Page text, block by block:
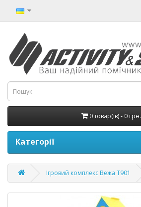
0 товар(ів) - 0 грн.
Категорії
Ігровий комплекс Вежа T901